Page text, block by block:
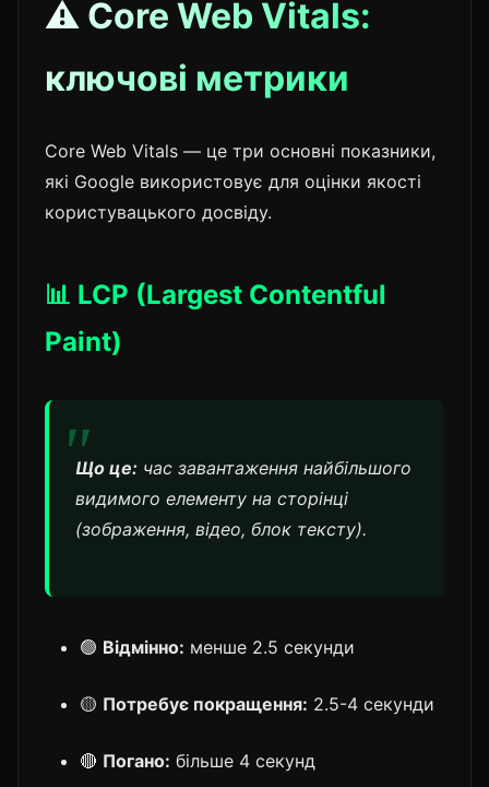
⚠️ Core Web Vitals:
ключові метрики
Core Web Vitals — це три основні показники,
які Google використовує для оцінки якості
користувацького досвіду.
📊 LCP (Largest Contentful
Paint)
Що це: час завантаження найбільшого
видимого елементу на сторінці
(зображення, відео, блок тексту).
🟢 Відмінно: менше 2.5 секунди
🟡 Потребує покращення: 2.5-4 секунди
🔴 Погано: більше 4 секунд